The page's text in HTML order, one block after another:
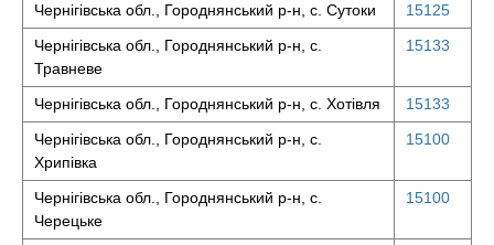
Чернігівська обл., Городнянський р-н, с. Сутоки
15125
Чернігівська обл., Городнянський р-н, с.
Травневе
15133
Чернігівська обл., Городнянський р-н, с. Хотівля
15133
Чернігівська обл., Городнянський р-н, с.
Хрипівка
15100
Чернігівська обл., Городнянський р-н, с.
Черецьке
15100